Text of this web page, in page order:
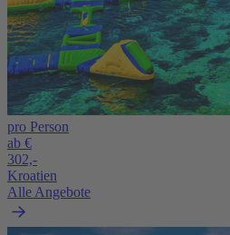
pro Person
ab €
302,-
Kroatien
Alle Angebote